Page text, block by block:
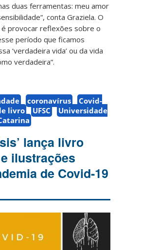
duas ferramentas: meu amor
conta Graziela. O
provocar reflexões sobre o
período que ficamos
‘verdadeira vida’ ou da vida
verdadeira”.
coronavírus
Covid-
livro UFSC
Universidade
lança livro
ilustrações
de Covid-19